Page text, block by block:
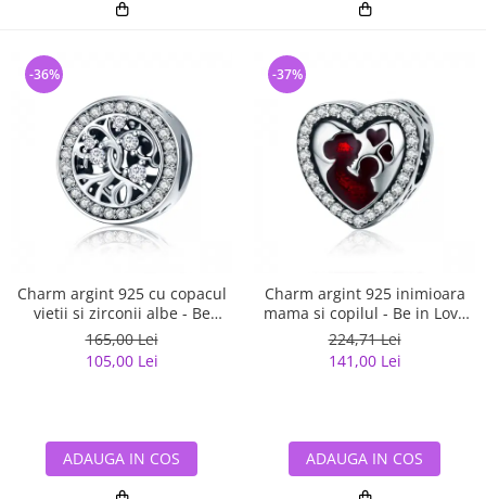
Charm argint 925 cu copacul
vietii si zirconii albe - Be
Nature PST0120
165,00 Lei
105,00 Lei
-36%
ADAUGA IN COS
Charm argint 925 inimioara
mama si copilul - Be in Love
PST0122
224,71 Lei
141,00 Lei
-37%
ADAUGA IN COS